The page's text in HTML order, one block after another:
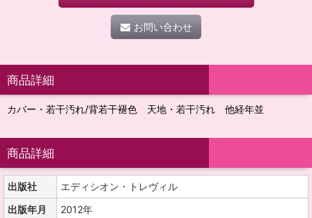
お問い合わせ
商品詳細
カバー・若干汚れ/背若干褪色 天地・若干汚れ 他経年並
商品詳細
出版社
エディシオン・トレヴィル
出版年月
2012年